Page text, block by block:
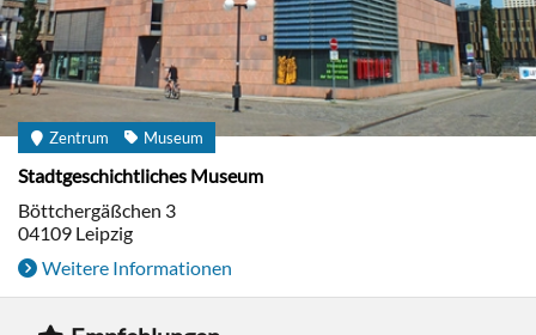
Zentrum Museum
Stadtgeschichtliches Museum
Böttchergäßchen 3
04109 Leipzig
Weitere Informationen